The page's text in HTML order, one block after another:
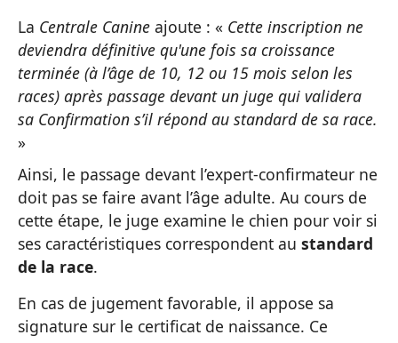
La Centrale Canine ajoute : « Cette inscription ne
deviendra définitive qu'une fois sa croissance
terminée (à l’âge de 10, 12 ou 15 mois selon les
races) après passage devant un juge qui validera
sa Confirmation s’il répond au standard de sa race.
»
Ainsi, le passage devant l’expert-confirmateur ne
doit pas se faire avant l’âge adulte. Au cours de
cette étape, le juge examine le chien pour voir si
ses caractéristiques correspondent au standard
de la race.
En cas de jugement favorable, il appose sa
signature sur le certificat de naissance. Ce